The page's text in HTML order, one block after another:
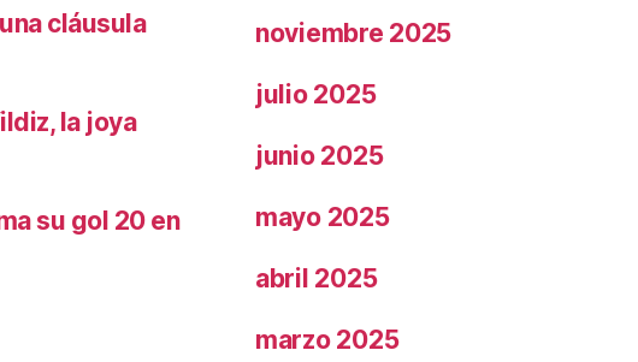
cláusula
la joya
su gol 20 en
noviembre 2025
julio 2025
junio 2025
mayo 2025
abril 2025
marzo 2025